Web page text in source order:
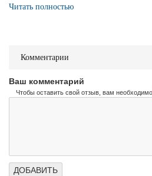
Читать полностью
Комментарии
Ваш комментарий
Чтобы оставить свой отзыв, вам необходимо